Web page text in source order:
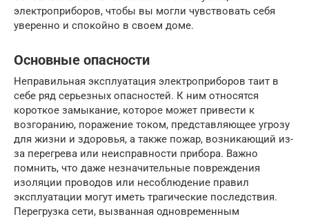
электроприборов, чтобы вы могли чувствовать себя
уверенно и спокойно в своем доме.
Основные опасности
Неправильная эксплуатация электроприборов таит в
себе ряд серьезных опасностей. К ним относятся
короткое замыкание, которое может привести к
возгоранию, поражение током, представляющее угрозу
для жизни и здоровья, а также пожар, возникающий из-
за перегрева или неисправности прибора. Важно
помнить, что даже незначительные повреждения
изоляции проводов или несоблюдение правил
эксплуатации могут иметь трагические последствия.
Перегрузка сети, вызванная одновременным